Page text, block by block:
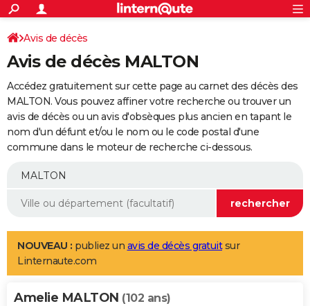
ACTUALITÉS
Politique
Société
Faits Divers
Education
Monde
Villes
+
SPORT
Coupe du monde 2026
Football
Tennis
Cyclisme
Rugby
Forum
Programme TV
TNT
Streaming
Cinéma
Sorties cinéma
Musique
+
FINANCE
Retraite
Epargne
Immobilier
Risques naturels par ville
Banque
Assurance
AUTO
Essais
Réserver un essai
Citadines
Berlines
SUV
Forum auto
+
Mobiles
Meilleur smartphone
Internet
Ordinateurs
Jeux vidéo
Guide high-tech
Aménagement intérieur
LIFESTYLE
Art de vivre
Bien-être
Loisirs
Mode
Modes de vie
Alimentation
Guide de la santé
Maladies
Médicaments
Sommeil
VOYAGE
Avis de décès
Avis de décès MALTON
Accédez gratuitement sur cette page au carnet des décès des
MALTON. Vous pouvez affiner votre recherche ou trouver un
avis de décès ou un avis d'obsèques plus ancien en tapant le
nom d'un défunt et/ou le nom ou le code postal d'une
commune dans le moteur de recherche ci-dessous.
NOUVEAU : publiez un avis de décès gratuitsur
Linternaute.com
Amelie MALTON (102 ans)